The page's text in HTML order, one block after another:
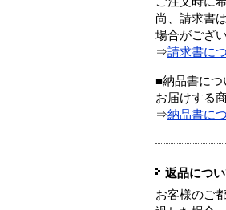
尚、請求書
場合がござい
⇒請求書に
■納品書につ
お届けする
⇒納品書に
返品につ
お客様のご